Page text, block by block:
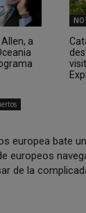
a
europea bate
europeos
de la